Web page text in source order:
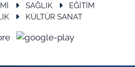
SAĞLIK
EĞİTİM
KÜLTÜR SANAT